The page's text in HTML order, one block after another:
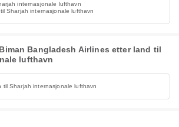
internasjonale lufthavn
Sharjah internasjonale lufthavn
Bangladesh Airlines etter land til
lufthavn
til Sharjah internasjonale lufthavn